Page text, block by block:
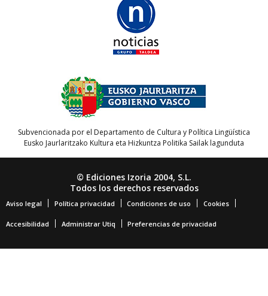
Subvencionada por el Departamento de Cultura y Política Lingüística
Eusko Jaurlaritzako Kultura eta Hizkuntza Politika Sailak lagunduta
© Ediciones Izoria 2004, S.L.
Todos los derechos reservados
Aviso legal Política privacidad Condiciones de uso Cookies
Accesibilidad Administrar Utiq Preferencias de privacidad